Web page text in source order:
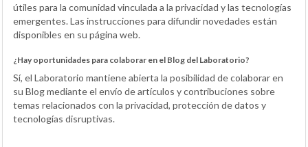
útiles para la comunidad vinculada a la privacidad y las tecnologías
emergentes. Las instrucciones para difundir novedades están
disponibles en su página web.
¿Hay oportunidades para colaborar en el Blog del Laboratorio?
Sí, el Laboratorio mantiene abierta la posibilidad de colaborar en
su Blog mediante el envío de artículos y contribuciones sobre
temas relacionados con la privacidad, protección de datos y
tecnologías disruptivas.